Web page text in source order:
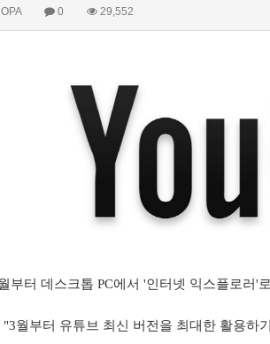
0 29,552
부터 데스크톱 PC에서 '인터넷 익스플로러'
"3월부터 유튜브 최신 버전을 최대한 활용하